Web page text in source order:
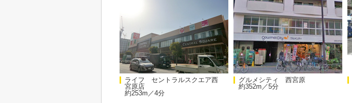
ライフ セントラルスクエア西
宮原店
約253m／4分
グルメシティ 西宮原
約352m／5分